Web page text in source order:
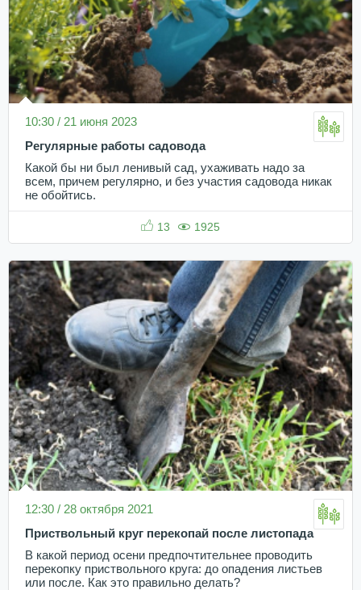
10:30 / 21 июня 2023
Регулярные работы садовода
Какой бы ни был ленивый сад, ухаживать надо за
всем, причем регулярно, и без участия садовода никак
не обойтись.
13 1925
12:30 / 28 октября 2021
Приствольный круг перекопай после листопада
В какой период осени предпочтительнее проводить
перекопку приствольного круга: до опадения листьев
или после. Как это правильно делать?